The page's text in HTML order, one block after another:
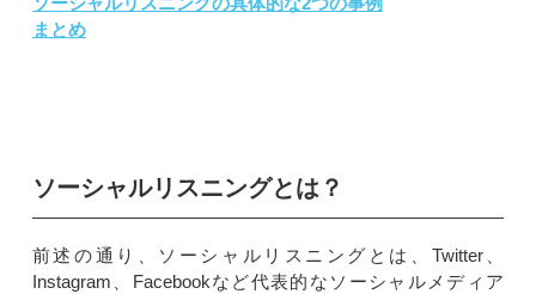
まとめ
ソーシャルリスニングとは？
前述の通り、ソーシャルリスニングとは、Twitter、
Instagram、Facebookなど代表的なソーシャルメディア